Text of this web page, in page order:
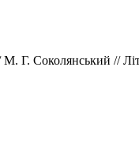
Г. Соколянський //